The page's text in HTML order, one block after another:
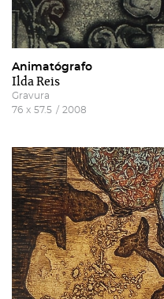
Animatógrafo
Ilda Reis
Gravura
76 x 57.5 / 2008